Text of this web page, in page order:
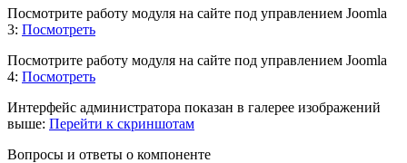
Посмотрите работу модуля на сайте под управлением Joomla
3: Посмотреть
Посмотрите работу модуля на сайте под управлением Joomla
4: Посмотреть
Интерфейс администратора показан в галерее изображений
выше: Перейти к скриншотам
Вопросы и ответы о компоненте